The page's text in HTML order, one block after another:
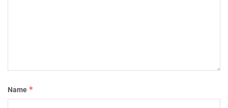
Name *